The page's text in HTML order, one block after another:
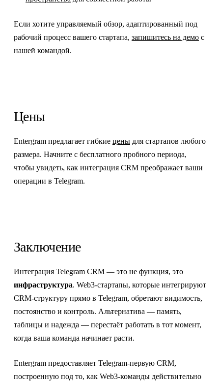
Если хотите управляемый обзор, адаптированный под
рабочий процесс вашего стартапа, запишитесь на демо с
нашей командой.
Цены
Entergram предлагает гибкие цены для стартапов любого
размера. Начните с бесплатного пробного периода,
чтобы увидеть, как интеграция CRM преображает ваши
операции в Telegram.
Заключение
Интеграция Telegram CRM — это не функция, это
инфраструктура. Web3-стартапы, которые интегрируют
CRM-структуру прямо в Telegram, обретают видимость,
постоянство и контроль. Альтернатива — память,
таблицы и надежда — перестаёт работать в тот момент,
когда ваша команда начинает расти.
Entergram предоставляет Telegram-первую CRM,
построенную под то, как Web3-команды действительно